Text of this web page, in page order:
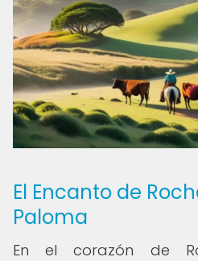
El Encanto de
Paloma
En el corazón de